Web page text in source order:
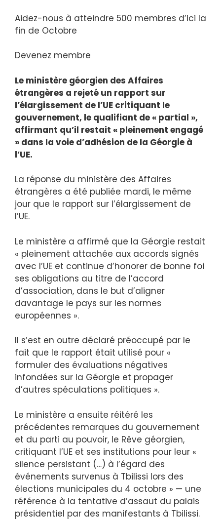
Aidez-nous à atteindre 500 membres d’ici la
fin de Octobre
Devenez membre
Le ministère géorgien des Affaires
étrangères a rejeté un rapport sur
l’élargissement de l’UE critiquant le
gouvernement, le qualifiant de « partial »,
affirmant qu’il restait « pleinement engagé
» dans la voie d’adhésion de la Géorgie à
l’UE.
La réponse du ministère des Affaires
étrangères a été publiée mardi, le même
jour que le rapport sur l’élargissement de
l’UE.
Le ministère a affirmé que la Géorgie restait
« pleinement attachée aux accords signés
avec l’UE et continue d’honorer de bonne foi
ses obligations au titre de l’accord
d’association, dans le but d’aligner
davantage le pays sur les normes
européennes ».
Il s’est en outre déclaré préoccupé par le
fait que le rapport était utilisé pour «
formuler des évaluations négatives
infondées sur la Géorgie et propager
d’autres spéculations politiques ».
Le ministère a ensuite réitéré les
précédentes remarques du gouvernement
et du parti au pouvoir, le Rêve géorgien,
critiquant l’UE et ses institutions pour leur «
silence persistant (…) à l’égard des
événements survenus à Tbilissi lors des
élections municipales du 4 octobre » — une
référence à la tentative d’assaut du palais
présidentiel par des manifestants à Tbilissi.